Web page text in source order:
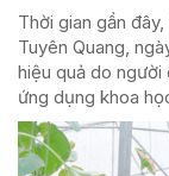
Thời gian gần
Tuyên Quang,
hiệu quả do
ứng dụng khoa